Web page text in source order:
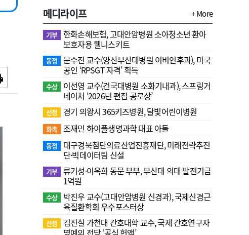
메디라이프 + More
기부 한화손해보험, 고대안암병원 소아청소년 환아
보호자용 웰니스키트
동정
문수진 교수( 양산부산대병원 이비인후과), 미국
공인 ‘RPSGT 자격’ 획득
수상
이선영 교수(건국대병원 소화기내과), 스프링거
네이처 ‘2026년 편집 공로상’
선정 경기 의왕시 365키즈병원, 달빛어린이병원
화촉 조재민 하이플생명과학 대표 아들
동정
대구경북첨단의료산업진흥재단, 미래전략추진
단·빅데이터팀 신설
기부 류기성·이옥희 동문 부부, 부산대 의대 발전기금
1억원
수상
박진우 교수(고대안암병원 신경과), 국제신경근
육질환학회 우수포스터상
선정
김진실 가천대 간호대학 교수, 국제 간호연구자
명예의 전당 ‘공식 헌액’